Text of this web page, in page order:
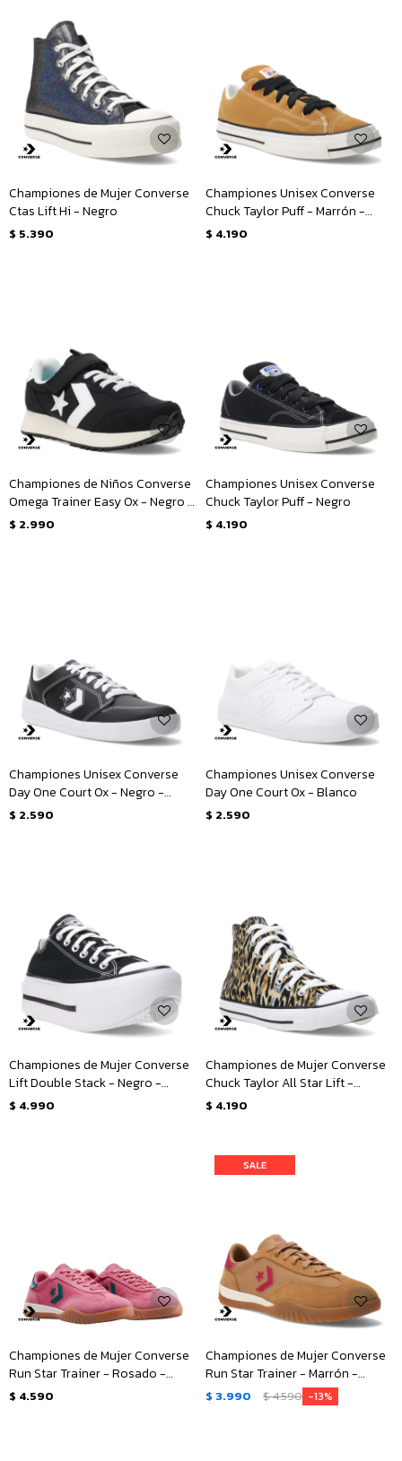
Championes de Mujer Converse
Ctas Lift Hi - Negro
$ 5.390
Championes Unisex Converse
Chuck Taylor Puff - Marrón -
Amarillo Mostaza
$ 4.190
Championes de Niños Converse
Omega Trainer Easy Ox - Negro -
Blanco
$ 2.990
Championes Unisex Converse
Chuck Taylor Puff - Negro
$ 4.190
Championes Unisex Converse
Day One Court Ox - Negro -
Blanco
$ 2.590
Championes Unisex Converse
Day One Court Ox - Blanco
$ 2.590
Championes de Mujer Converse
Lift Double Stack - Negro -
Blanco
$ 4.990
Championes de Mujer Converse
Chuck Taylor All Star Lift -
Animal Print
$ 4.190
Championes de Mujer Converse
Run Star Trainer - Rosado -
Verde
$ 4.590
Championes de Mujer Converse
Run Star Trainer - Marrón -
Rosado
$ 3.990 $4.590 13